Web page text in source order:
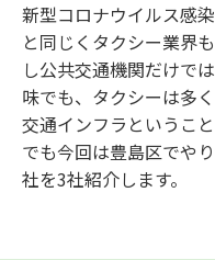
新型コロナウイルス感
と同じくタクシー業界
し公共交通機関だけで
味でも、タクシーは多
交通インフラというこ
でも今回は豊島区でや
社を3社紹介します。